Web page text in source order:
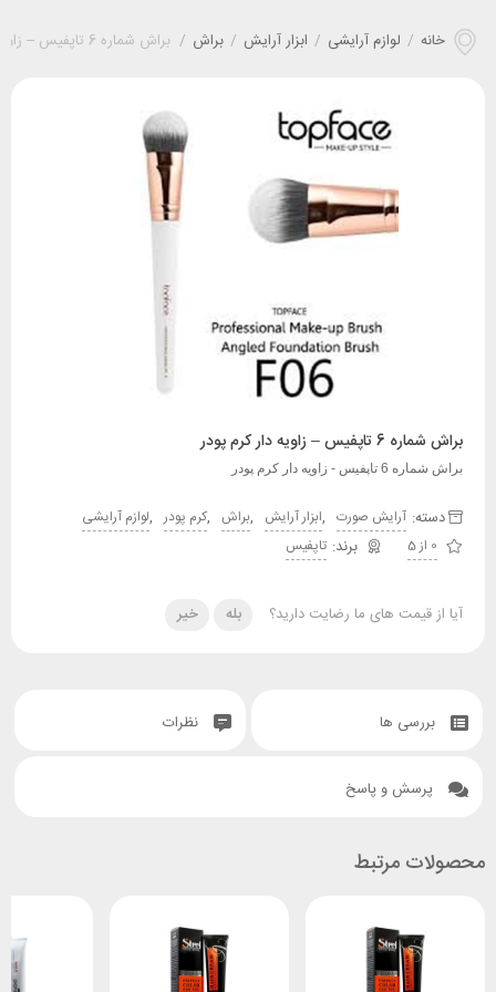
خانه / لوازم آرایشی / ابزار آرایش / براش / براش شماره 6 تاپفیس – زاويه دار کرم پودر
براش شماره 6 تاپفیس – زاويه دار کرم پودر
براش شماره 6 تاپفیس - زاويه دار کرم پودر
دسته: آرایش صورت ,ابزار آرایش ,براش ,کرم پودر ,لوازم آرایشی
0 از 5
تاپفیس
آیا از قیمت های ما رضایت دارید؟ بله خیر
بررسی ها نظرات
پرسش و پاسخ
محصولات مرتبط